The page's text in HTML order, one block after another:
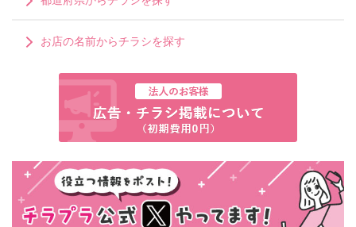
お店の名前からチラシを探す